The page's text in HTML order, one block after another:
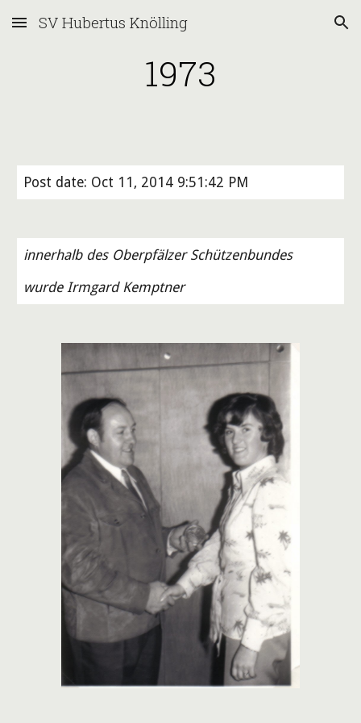
Skip to main content Skip to navigation
SV Hubertus Knölling
1973
Post date: Oct 11, 2014 9:51:42 PM
innerhalb des Oberpfälzer Schützenbundes
wurde Irmgard Kemptner